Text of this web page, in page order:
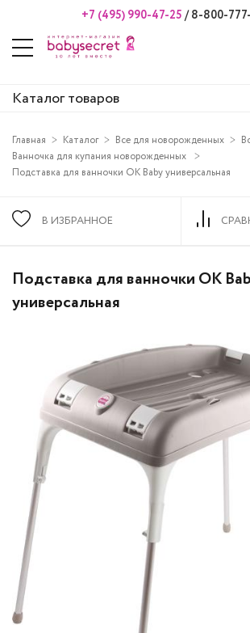
+7 (495) 990-47-25 /8-800-
Каталог товаров
Главная Каталог Все для новорожденных
Ванночка для купания новорожденных
Подставка для ванночки OK Baby универсальная
В ИЗБРАННОЕ
Подставка для ванночки OK
универсальная